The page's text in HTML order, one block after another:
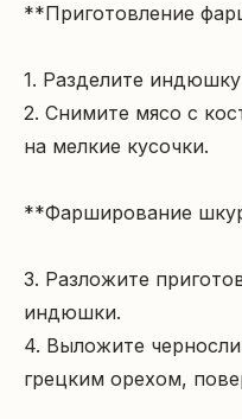
**Приготовление
1. Разделите индюшку
2. Снимите мясо с
на мелкие кусочки.
**Фарширование
3. Разложите
индюшки.
4. Выложите
грецким орехом,